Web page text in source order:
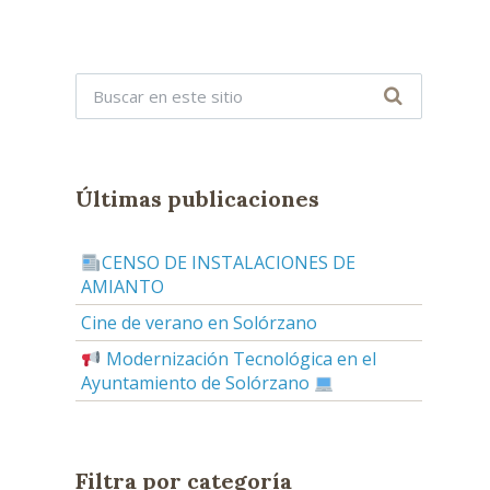
Últimas publicaciones
CENSO DE INSTALACIONES DE
AMIANTO
Cine de verano en Solórzano
Modernización Tecnológica en el
Ayuntamiento de Solórzano
Filtra por categoría